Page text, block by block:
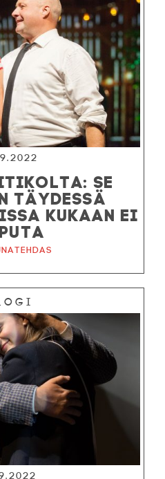
SE
TÄYDESSÄ
KUKAAN EI